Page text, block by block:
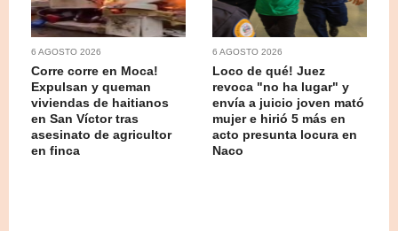
6 AGOSTO 2026
Corre corre en Moca!
Expulsan y queman
viviendas de haitianos
en San Víctor tras
asesinato de agricultor
en finca
6 AGOSTO 2026
Loco de qué! Juez
revoca "no ha lugar" y
envía a juicio joven mató
mujer e hirió 5 más en
acto presunta locura en
Naco